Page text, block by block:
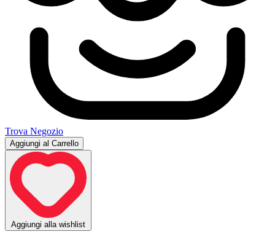
Trova Negozio
Aggiungi al Carrello
Aggiungi alla wishlist